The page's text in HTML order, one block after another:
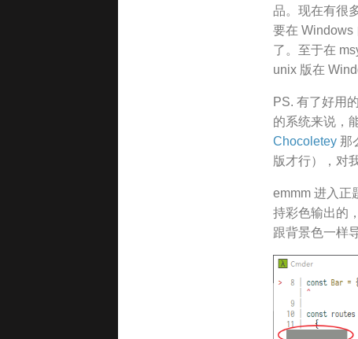
品。现在有很
要在 Windows
了。至于在
unix 版在
PS. 有了好用
的系统来说，
Chocoletey 那
版才行），对
emmm 进入正
持彩色输出的
跟背景色一样